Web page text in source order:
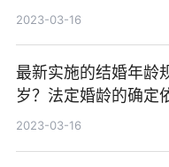
2023-03-16
最新实施的结婚年龄
岁？法定婚龄的确定
些？
2023-03-16